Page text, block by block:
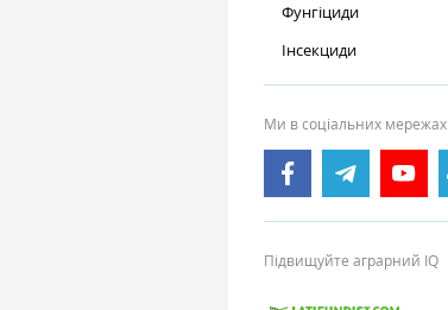
Фунгіциди
Інсекциди
Ми в соціальних мережах
Підвищуйте аграрний IQ